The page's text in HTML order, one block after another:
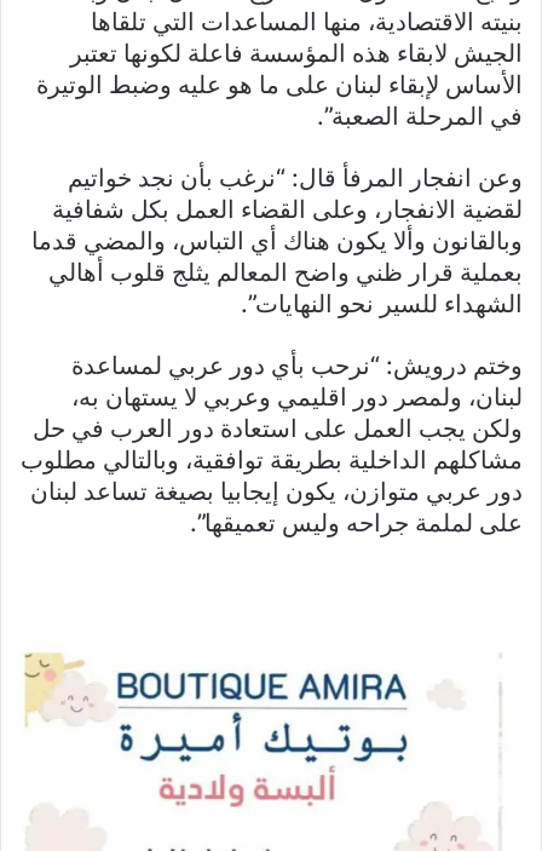
بنيته الاقتصادية، منها المساعدات التي تلقاها
الجيش لابقاء هذه المؤسسة فاعلة لكونها تعتبر
الأساس لإبقاء لبنان على ما هو عليه وضبط الوتيرة
في المرحلة الصعبة”.
وعن انفجار المرفأ قال: “نرغب بأن نجد خواتيم
لقضية الانفجار، وعلى القضاء العمل بكل شفافية
وبالقانون وألا يكون هناك أي التباس، والمضي قدما
بعملية قرار ظني واضح المعالم يثلج قلوب أهالي
الشهداء للسير نحو النهايات”.
وختم درويش: “نرحب بأي دور عربي لمساعدة
لبنان، ولمصر دور اقليمي وعربي لا يستهان به،
ولكن يجب العمل على استعادة دور العرب في حل
مشاكلهم الداخلية بطريقة توافقية، وبالتالي مطلوب
دور عربي متوازن، يكون إيجابيا بصيغة تساعد لبنان
على لملمة جراحه وليس تعميقها”.